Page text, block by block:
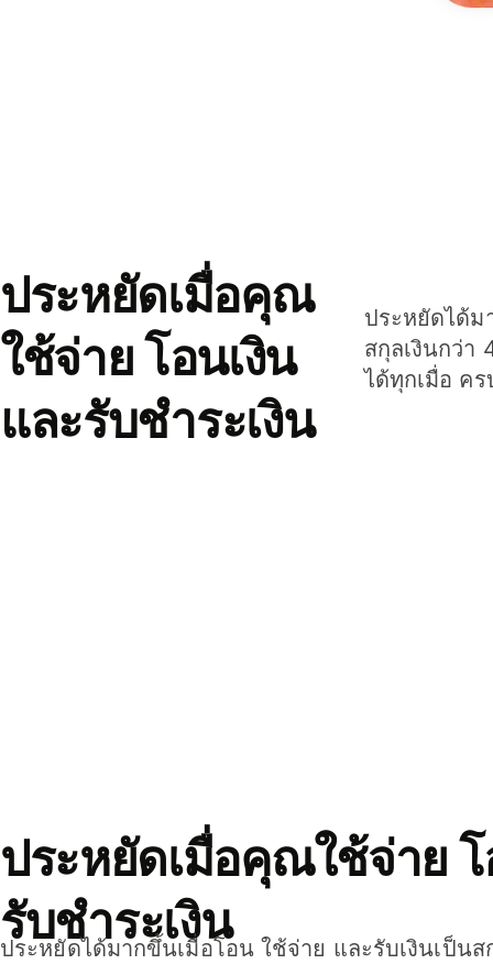
ประหยัดเมื่อคุณ
ใช้จ่าย โอนเงิน
และรับชำระเงิน
ประหยัดได้ม
สกุลเงินกว่า
ได้ทุกเมื่อ ค
ประหยัดเมื่อคุณใช้จ่าย โ
รับชำระเงิน
ประหยัดได้มากขึ้นเมื่อโอน ใช้จ่าย และรับเงินเป็น